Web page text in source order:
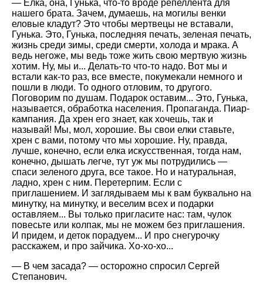
— Елка, она, Гунька, что-то вроде репеллента для
нашего брата. Зачем, думаешь, на могилы венки
еловые кладут? Это чтобы мертвецы не вставали,
Гунька. Это, Гунька, последняя печать, зеленая печать,
жизнь среди зимы, среди смерти, холода и мрака. А
ведь негоже, мы ведь тоже жить свою мертвую жизнь
хотим. Ну, мы и... Делать-то что-то надо. Вот мы и
встали как-то раз, все вместе, покумекали немного и
пошли в люди. То одного отловим, то другого.
Поговорим по душам. Подарок оставим... Это, Гунька,
называется, обработка населения. Пропаганда. Пиар-
кампания. Да хрен его знает, как хочешь, так и
называй! Мы, мол, хорошие. Вы свои елки ставьте,
хрен с вами, потому что мы хорошие. Ну, правда,
лучше, конечно, если елка искусственная, тогда нам,
конечно, дышать легче, тут уж мы потрудились —
спаси зеленого друга, все такое. Но и натуральная,
ладно, хрен с ним. Перетерпим. Если с
приглашением. И заглядываем мы к вам буквально на
минутку, на минутку, и веселим всех и подарки
оставляем... Вы только пригласите нас: там, чулок
повесьте или колпак, мы не можем без приглашения.
И придем, и деток порадуем... И про снегурочку
расскажем, и про зайчика. Хо-хо-хо...
— В чем засада? — осторожно спросил Сергей
Степанович.